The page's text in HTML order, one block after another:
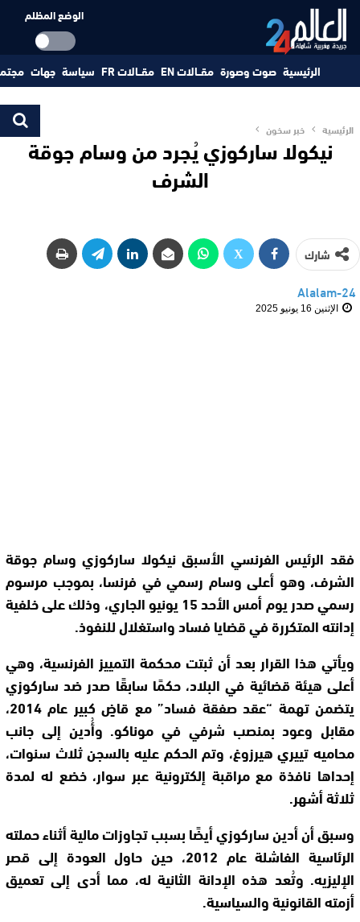
الوضع المظلم
الرئيسية صوت وصورة مقــالات EN مقــالات FR سياسة جهات
الرئيسية خبر سخون
نيكولا ساركوزي يُجرد من وسام جوقة
الشرف
شارك
Alalam-24
الإثنين 16 يونيو 2025
فقد الرئيس الفرنسي الأسبق نيكولا ساركوزي وسام جوقة
الشرف، وهو أعلى وسام رسمي في فرنسا، بموجب مرسوم
رسمي صدر يوم أمس الأحد 15 يونيو الجاري، وذلك على خلفية
إدانته المتكررة في قضايا فساد واستغلال للنفوذ.
ويأتي هذا القرار بعد أن ثبتت محكمة التمييز الفرنسية، وهي
أعلى هيئة قضائية في البلاد، حكمًا سابقًا صدر ضد ساركوزي
يتضمن تهمة “عقد صفقة فساد” مع قاضٍ كبير عام 2014،
مقابل وعود بمنصب شرفي في موناكو. وأُدين إلى جانب
محاميه تييري هيرزوغ، وتم الحكم عليه بالسجن ثلاث سنوات،
إحداها نافذة مع مراقبة إلكترونية عبر سوار، خضع له لمدة
ثلاثة أشهر.
وسبق أن أدين ساركوزي أيضًا بسبب تجاوزات مالية أثناء حملته
الرئاسية الفاشلة عام 2012، حين حاول العودة إلى قصر
الإليزيه. وتُعد هذه الإدانة الثانية له، مما أدى إلى تعميق
أزمته القانونية والسياسية.